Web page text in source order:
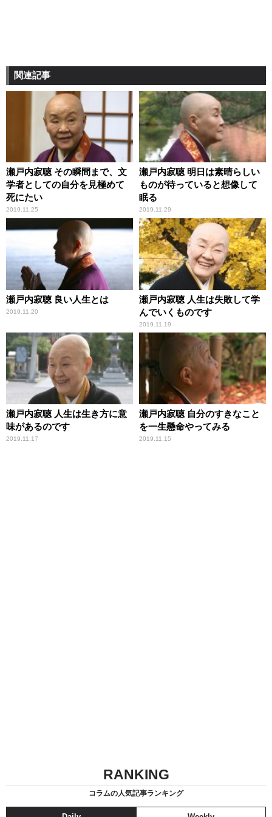
関連記事
瀬戸内寂聴 その瞬間まで、文
学者としての自分を見極めて
死にたい
2019.11.25
瀬戸内寂聴 明日は素晴らしい
ものが待っていると想像して
眠る
2019.11.29
瀬戸内寂聴 良い人生とは
2019.11.20
瀬戸内寂聴 人生は失敗して学
んでいくものです
2019.11.19
瀬戸内寂聴 人生は生き方に意
味があるのです
2019.11.17
瀬戸内寂聴 自分のすきなこと
を一生懸命やってみる
2019.11.15
RANKING
コラムの人気記事ランキング